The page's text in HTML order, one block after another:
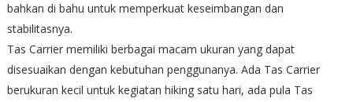
bahkan di bahu untuk memperkuat keseimbangan dan
stabilitasnya.
Tas Carrier memiliki berbagai macam ukuran yang dapat
disesuaikan dengan kebutuhan penggunanya. Ada Tas Carrier
berukuran kecil untuk kegiatan hiking satu hari, ada pula Tas